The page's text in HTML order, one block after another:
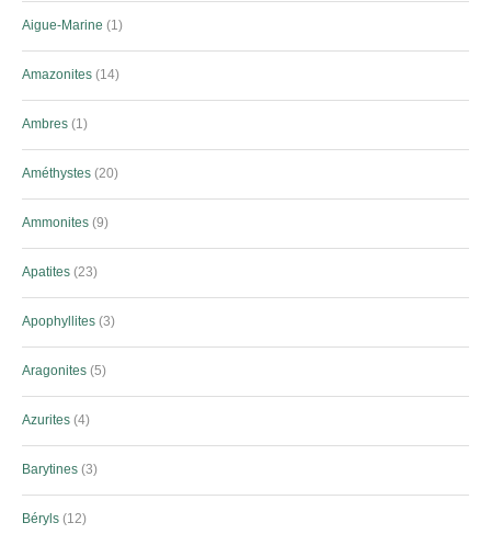
Aigue-Marine 1
Amazonites 14
Ambres 1
Améthystes 20
Ammonites 9
Apatites 23
Apophyllites 3
Aragonites 5
Azurites 4
Barytines 3
Béryls 12